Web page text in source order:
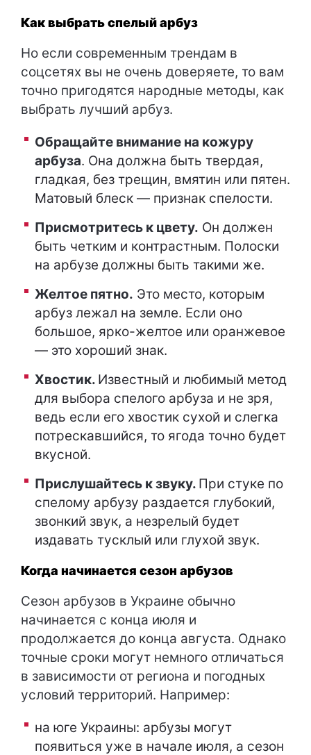
Как выбрать спелый арбуз
Но если современным трендам в
соцсетях вы не очень доверяете, то вам
точно пригодятся народные методы, как
выбрать лучший арбуз.
Обращайте внимание на кожуру
арбуза. Она должна быть твердая,
гладкая, без трещин, вмятин или пятен.
Матовый блеск — признак спелости.
Присмотритесь к цвету. Он должен
быть четким и контрастным. Полоски
на арбузе должны быть такими же.
Желтое пятно. Это место, которым
арбуз лежал на земле. Если оно
большое, ярко-желтое или оранжевое
— это хороший знак.
Хвостик. Известный и любимый метод
для выбора спелого арбуза и не зря,
ведь если его хвостик сухой и слегка
потрескавшийся, то ягода точно будет
вкусной.
Прислушайтесь к звуку. При стуке по
спелому арбузу раздается глубокий,
звонкий звук, а незрелый будет
издавать тусклый или глухой звук.
Когда начинается сезон арбузов
Сезон арбузов в Украине обычно
начинается с конца июля и
продолжается до конца августа. Однако
точные сроки могут немного отличаться
в зависимости от региона и погодных
условий территорий. Например:
на юге Украины: арбузы могут
появиться уже в начале июля, а сезон